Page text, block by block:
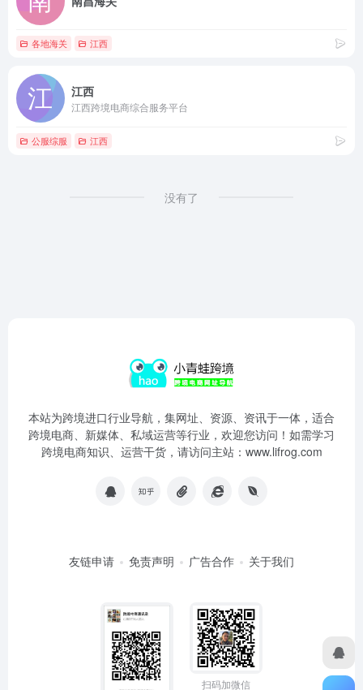
各地海关 江西
江西
江西跨境电商综合服务平台
公服综服 江西
没有了
本站为跨境进口行业导航，集网址、资源、资讯于一体，适合
跨境电商、新媒体、私域运营等行业，欢迎您访问！如需学习
跨境电商知识、运营干货，请访问主站：www.lifrog.com
友链申请 免责声明 广告合作 关于我们
扫码加微信